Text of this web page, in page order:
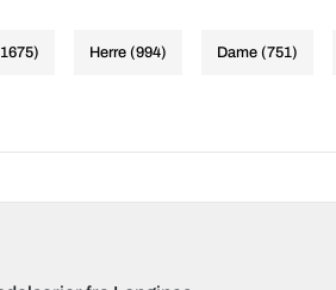
Herre (994) Dame (751)